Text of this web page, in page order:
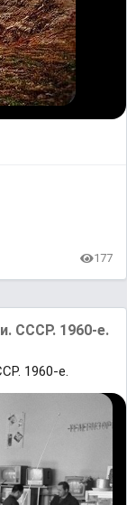
177
СCCP. 1960-e.
1960-e.